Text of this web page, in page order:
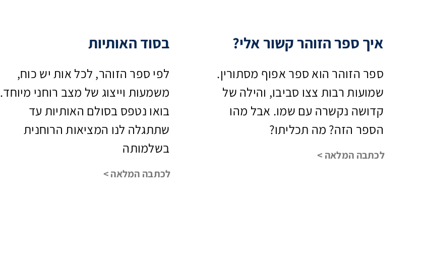
איך ספר הזוהר קשור אלי?
ספר הזוהר הוא ספר אפוף מסתורין.
שמועות רבות צצו סביבו, והילה של
קדושה נקשרה עם שמו. אבל מהו
הספר הזה? מה תכליתו?
לכתבה המלאה >
בסוד האותיות
לפי ספר הזוהר, לכל אות יש כוח,
משמעות וייצוג של מצב רוחני מיוחד.
בואו נטפס בסולם האותיות עד
שתתגלה לנו המציאות הרוחנית
בשלמותה
לכתבה המלאה >